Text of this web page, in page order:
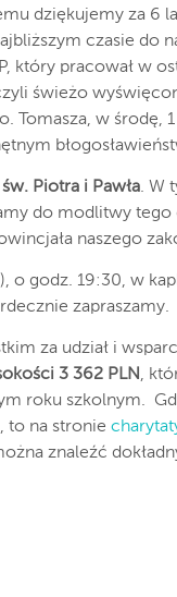
dziękujemy za 6
czasie do
który pracował w
świeżo
Tomasza, w środę,
Piotra i Pawła. W
do modlitwy tego
naszego
o godz. 19:30, w
zapraszamy.
za udział i
3 362 PLN,
roku szkolnym.
to na stronie
znaleźć